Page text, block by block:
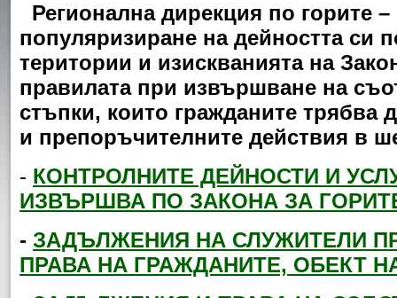
Регионална дирекция по горите
популяризиране на дейността си
територии и изискванията на
правилата при извършване на
стъпки, които гражданите трябва
и препоръчителните действия в
- КОНТРОЛНИТЕ ДЕЙНОСТИ И
ИЗВЪРШВА ПО ЗАКОНА ЗА
- ЗАДЪЛЖЕНИЯ НА СЛУЖИТЕЛИ
ПРАВА НА ГРАЖДАНИТЕ, ОБЕКТ